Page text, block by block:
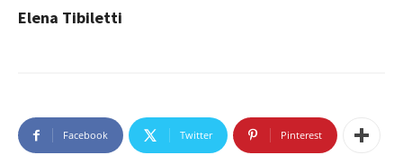
Elena Tibiletti
Facebook Twitter Pinterest